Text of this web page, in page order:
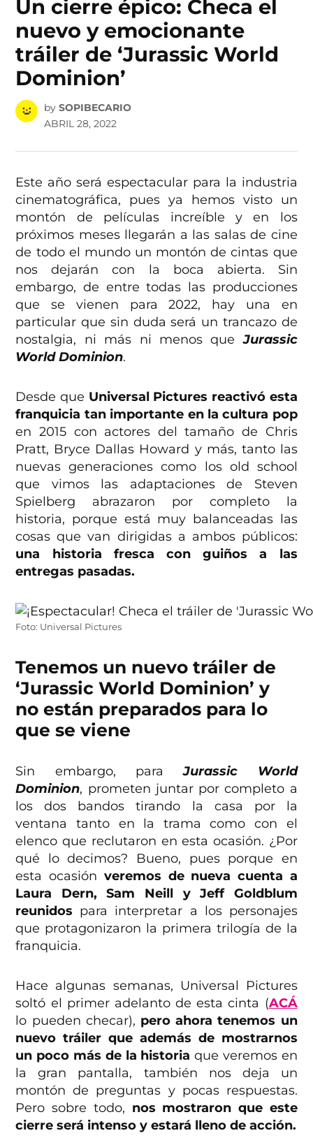
Un cierre épico: Checa el
nuevo y emocionante
tráiler de ‘Jurassic World
Dominion’
by SOPIBECARIO
ABRIL 28, 2022
Este año será espectacular para la industria
cinematográfica, pues ya hemos visto un
montón de películas increíble y en los
próximos meses llegarán a las salas de cine
de todo el mundo un montón de cintas que
nos dejarán con la boca abierta. Sin
embargo, de entre todas las producciones
que se vienen para 2022, hay una en
particular que sin duda será un trancazo de
nostalgia, ni más ni menos queJurassic
World Dominion.
Desde que Universal Pictures reactivó esta
franquicia tan importante en la cultura pop
en 2015 con actores del tamaño de Chris
Pratt, Bryce Dallas Howard y más, tanto las
nuevas generaciones como los old school
que vimos las adaptaciones de Steven
Spielberg abrazaron por completo la
historia, porque está muy balanceadas las
cosas que van dirigidas a ambos públicos:
una historia fresca con guiños a las
entregas pasadas.
Foto: Universal Pictures
Tenemos un nuevo tráiler de
‘Jurassic World Dominion’ y
no están preparados para lo
que se viene
Sin embargo, paraJurassic World
Dominion, prometen juntar por completo a
los dos bandos tirando la casa por la
ventana tanto en la trama como con el
elenco que reclutaron en esta ocasión. ¿Por
qué lo decimos? Bueno, pues porque en
esta ocasión veremos de nueva cuenta a
Laura Dern, Sam Neill y Jeff Goldblum
reunidos para interpretar a los personajes
que protagonizaron la primera trilogía de la
franquicia.
Hace algunas semanas, Universal Pictures
soltó el primer adelanto de esta cinta (ACÁ
lo pueden checar), pero ahora tenemos un
nuevo tráiler que además de mostrarnos
un poco más de la historia que veremos en
la gran pantalla, también nos deja un
montón de preguntas y pocas respuestas.
Pero sobre todo, nos mostraron que este
cierre será intenso y estará lleno de acción.